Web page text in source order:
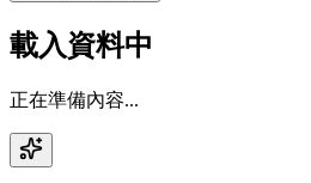
載入資料中
正在準備內容...